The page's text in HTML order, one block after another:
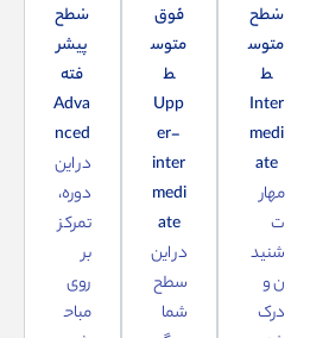
سطح
متوس
ط
Inter
medi
ate
مهار
ت
شنید
ن و
درک
فوق
متوس
ط
Upp
er-
inter
medi
ate
در این
سطح
شما
سطح
پیشر
فته
Adva
nced
در این
دوره،
تمرکز
بر
روی
مباح